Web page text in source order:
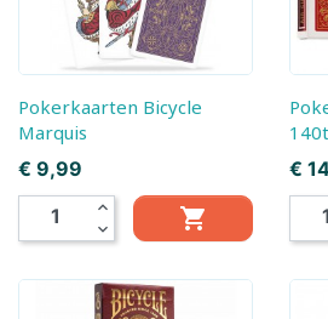
Pokerkaarten Bicycle
Marquis
Prijs
€ 9,99
expand_less
expand_more

Pokerkaarten Bicycle
Prijs
€